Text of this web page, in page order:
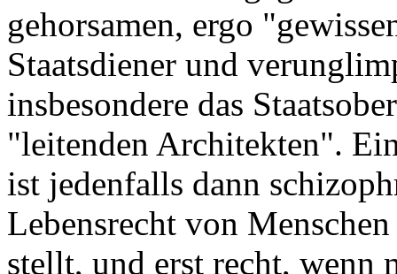
gehorsamen, ergo
Staatsdiener und
insbesondere das
"leitenden Architekten".
ist jedenfalls dann
Lebensrecht von
stellt, und erst recht, wenn